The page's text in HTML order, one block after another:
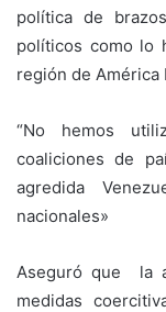
política de
políticos como lo
región de América
“No hemos
coaliciones de
agredida
nacionales»
Aseguró que la
medidas